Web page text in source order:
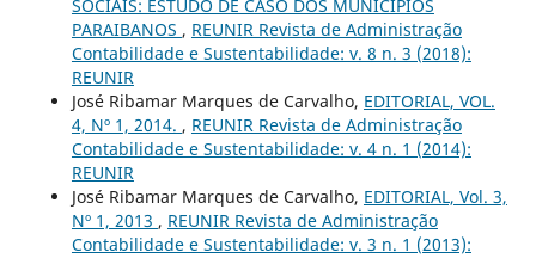
SOCIAIS: ESTUDO DE CASO DOS MUNICIPIOS
PARAIBANOS , REUNIR Revista de Administração
Contabilidade e Sustentabilidade: v. 8 n. 3 (2018):
REUNIR
José Ribamar Marques de Carvalho, EDITORIAL, VOL.
4, Nº 1, 2014. , REUNIR Revista de Administração
Contabilidade e Sustentabilidade: v. 4 n. 1 (2014):
REUNIR
José Ribamar Marques de Carvalho, EDITORIAL, Vol. 3,
Nº 1, 2013 , REUNIR Revista de Administração
Contabilidade e Sustentabilidade: v. 3 n. 1 (2013):